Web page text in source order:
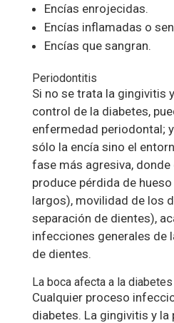
Encías enrojecidas.
Encías inflamadas o
Encías que sangran.
Periodontitis
Si no se trata la gingivitis
control de la diabetes,
enfermedad periodontal;
sólo la encía sino el
fase más agresiva,
produce pérdida de
largos), movilidad de los
separación de dientes),
infecciones generales de
de dientes.
La boca afecta a la diabetes
Cualquier proceso
diabetes. La gingivitis y